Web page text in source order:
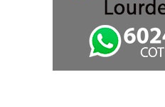
Posteriormente, la justicia
en 2025 a más de 11 años
sentencia que el Gobierno